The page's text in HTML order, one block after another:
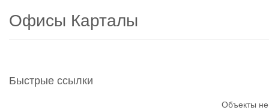
Офисы Карталы
Быстрые ссылки
Объекты